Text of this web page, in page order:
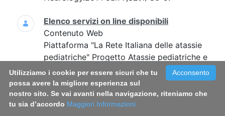
Elenco servizi on line disponibili
Contenuto Web
Piattaforma "La Rete Italiana delle atassie
pediatriche" Progetto Atassie pediatriche e
Salute pubblica: studi epidemiologici e
registro di malattia, caratterizzazione di
determinanti genetici ed...
Acconsento
Utilizziamo i cookie per essere sicuri che tu
possa avere la migliore esperienza sul
nostro sito. Se vai avanti nella navigazione, riteniamo che
tu sia d’accordo Maggiori Informazioni